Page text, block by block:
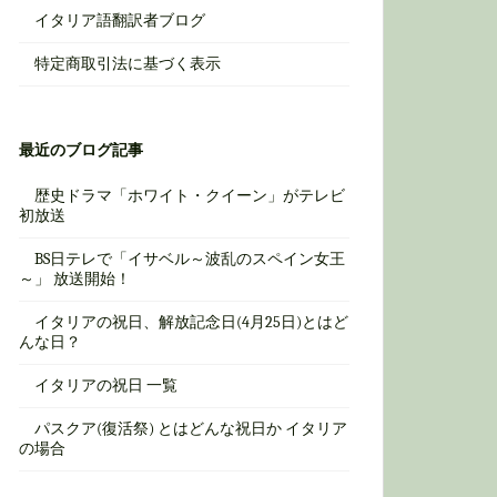
イタリア語翻訳者ブログ
特定商取引法に基づく表示
最近のブログ記事
歴史ドラマ「ホワイト・クイーン」がテレビ
初放送
BS日テレで「イサベル～波乱のスペイン女王
～」 放送開始！
イタリアの祝日、解放記念日(4月25日)とはど
んな日？
イタリアの祝日 一覧
パスクア(復活祭) とはどんな祝日か イタリア
の場合